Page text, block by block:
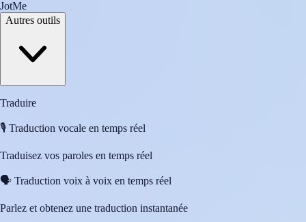
JotMe
Autres outils
Traduire
🎙️ Traduction vocale en temps réel
Traduisez vos paroles en temps réel
🗣️ Traduction voix à voix en temps réel
Parlez et obtenez une traduction instantanée